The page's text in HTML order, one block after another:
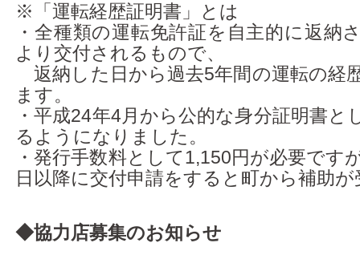
※「運転経歴証明書」とは
・全種類の運転免許証を自主的に返納
より交付されるもので、
返納した日から過去5年間の運転の経
ます。
・平成24年4月から公的な身分証明書と
るようになりました。
・発行手数料として1,150円が必要です
日以降に交付申請をすると町から補助
◆協力店募集のお知らせ